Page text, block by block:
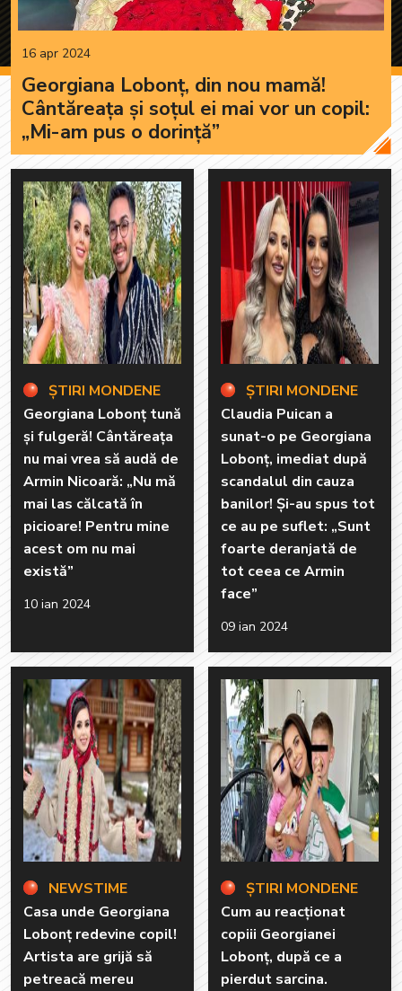
16 apr 2024
Georgiana Lobonț, din nou mamă!
Cântăreața și soțul ei mai vor un copil:
„Mi-am pus o dorință”
ȘTIRI MONDENE
Georgiana Lobonț tună
și fulgeră! Cântăreața
nu mai vrea să audă de
Armin Nicoară: „Nu mă
mai las călcată în
picioare! Pentru mine
acest om nu mai
există”
10 ian 2024
ȘTIRI MONDENE
Claudia Puican a
sunat-o pe Georgiana
Lobonț, imediat după
scandalul din cauza
banilor! Și-au spus tot
ce au pe suflet: „Sunt
foarte deranjată de
tot ceea ce Armin
face”
09 ian 2024
NEWSTIME
Casa unde Georgiana
Lobonț redevine copil!
Artista are grijă să
petreacă mereu
ȘTIRI MONDENE
Cum au reacționat
copiii Georgianei
Lobonț, după ce a
pierdut sarcina.